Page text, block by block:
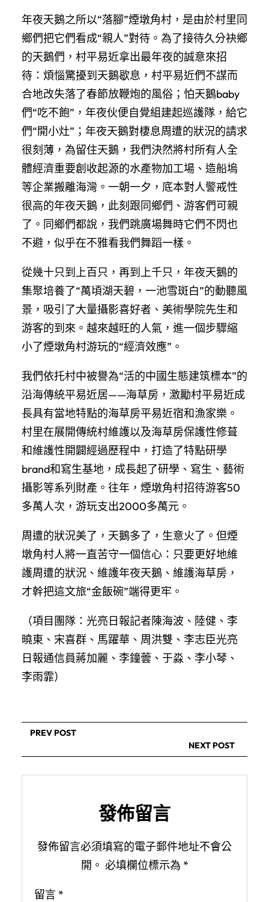
年夜天鵝之所以“落腳”煙墩角村，是由於村里同
鄉們把它們看成“親人”對待。為了接待久分袂鄉
的天鵝們，村平易近拿出最年夜的誠意來招
待：煩惱驚擾到天鵝歇息，村平易近們不謀而
合地改失落了春節放鞭炮的風俗；怕天鵝baby
們“吃不飽”，年夜伙便自覺組建起巡護隊，給它
們“開小灶”；年夜天鵝對棲息周遭的狀況的請求
很刻薄，為留住天鵝，我們決然將村所有人全
體經濟重要創收起源的水產物加工場、造船塢
等企業搬離海灣。一朝一夕，底本對人警戒性
很高的年夜天鵝，此刻跟同鄉們、游客們可親
了。同鄉們都說，我們跳廣場舞時它們不閃也
不避，似乎在不雅看我們舞蹈一樣。
從幾十只到上百只，再到上千只，年夜天鵝的
集聚培養了“萬頃湖天碧，一池雪斑白”的動聽風
景，吸引了大量攝影喜好者、美術學院先生和
游客的到來。越來越旺的人氣，進一個步驟縮
小了煙墩角村游玩的“經濟效應”。
我們依托村中被譽為“活的中國生態建筑標本”的
沿海傳統平易近居——海草房，激勵村平易近成
長具有當地特點的海草房平易近宿和漁家樂。
村里在展開傳統村維護以及海草房保護性修葺
和維護性開闢經過歷程中，打造了特點研學
brand和寫生基地，成長起了研學、寫生、藝術
攝影等系列財產。往年，煙墩角村招待游客50
多萬人次，游玩支出2000多萬元。
周遭的狀況美了，天鵝多了，生意火了。但煙
墩角村人將一直苦守一個信心：只要更好地維
護周遭的狀況、維護年夜天鵝、維護海草房，
才幹把這文旅“金飯碗”端得更牢。
（項目團隊：光亮日報記者陳海波、陸健、李
曉東、宋喜群、馬躍華、周洪雙、李志臣光亮
日報通信員蔣加麗、李鐘蕓、于淼、李小琴、
李雨霏）
PREV POST
NEXT POST
發佈留言
發佈留言必須填寫的電子郵件地址不會公
開。 必填欄位標示為 *
留言 *